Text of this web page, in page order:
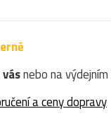
nebo na
a ceny dopravy